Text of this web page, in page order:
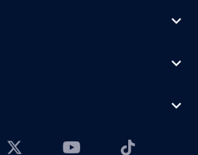
expand_more
expand_more
expand_more